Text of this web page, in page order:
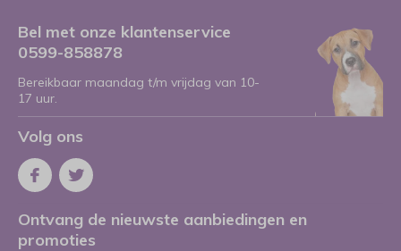
Bel met onze klantenservice
0599-858878
Bereikbaar maandag t/m vrijdag van 10-
17 uur.
Volg ons
Ontvang de nieuwste aanbiedingen en
promoties